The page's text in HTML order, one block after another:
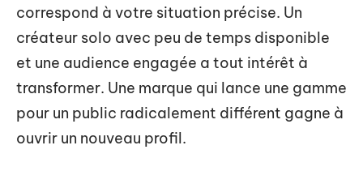
correspond à votre situation précise. Un
créateur solo avec peu de temps disponible
et une audience engagée a tout intérêt à
transformer. Une marque qui lance une gamme
pour un public radicalement différent gagne à
ouvrir un nouveau profil.